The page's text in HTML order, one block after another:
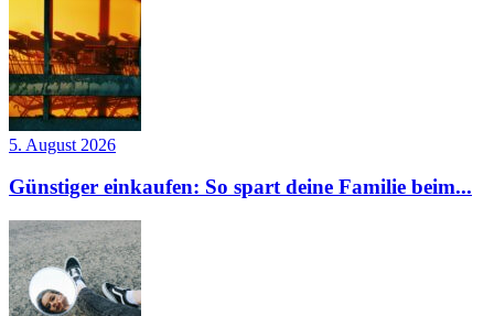
5. August 2026
Günstiger einkaufen: So spart deine Familie beim...